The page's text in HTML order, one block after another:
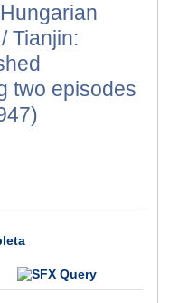
Tianjin:
two episodes